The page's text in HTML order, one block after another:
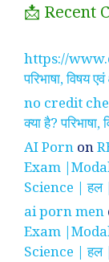
📩 Recent
https://
परिभाषा, विषय
no credit
क्या है?
AI Porn on
Exam |Modal
Science |
ai porn men
Exam |Modal
Science |